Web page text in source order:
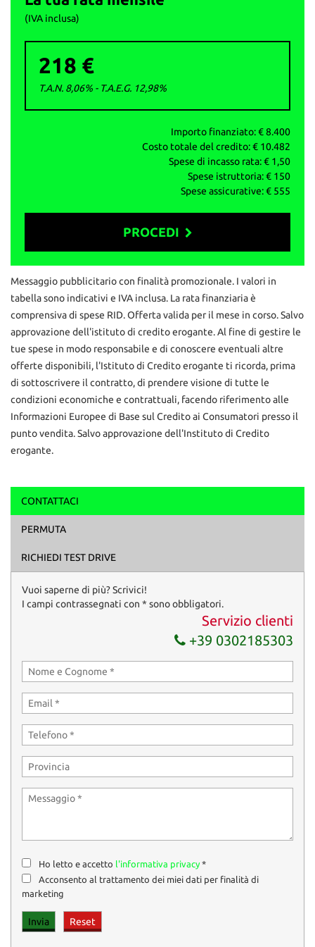
(IVA inclusa)
218 €
T.A.N. 8,06% - T.A.E.G. 12,98%
Importo finanziato: €8.400
Costo totale del credito: € 10.482
Spese di incasso rata: € 1,50
Spese istruttoria: € 150
Spese assicurative: € 555
PROCEDI
Contattaci
Ho letto e accettol'informativa privacy*
Acconsento al trattamento dei miei dati per finalità di
Messaggio pubblicitario con finalità promozionale. I valori in
tabella sono indicativi e IVA inclusa. La rata finanziaria è
comprensiva di spese RID. Offerta valida per il mese in corso. Salvo
approvazione dell'istituto di credito erogante. Al fine di gestire le
tue spese in modo responsabile e di conoscere eventuali altre
offerte disponibili, l'Istituto di Credito erogante ti ricorda, prima
di sottoscrivere il contratto, di prendere visione di tutte le
condizioni economiche e contrattuali, facendo riferimento alle
Informazioni Europee di Base sul Credito ai Consumatori presso il
punto vendita. Salvo approvazione dell'Instituto di Credito
erogante.
CONTATTACI
PERMUTA
RICHIEDI TEST DRIVE
Vuoi saperne di più? Scrivici!
I campi contrassegnati con * sono obbligatori.
Servizio clienti
+39 0302185303
Ho letto e accetto l'informativa privacy*
Acconsento al trattamento dei miei dati per finalità di
marketing